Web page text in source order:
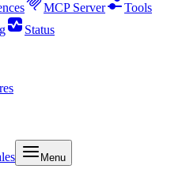
MCP Server
Tools
Status
Menu